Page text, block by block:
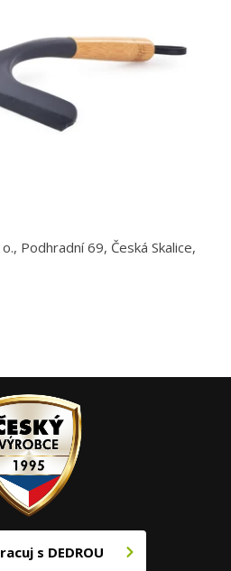
Podhradní 69, Česká Skalice,
s DEDROU